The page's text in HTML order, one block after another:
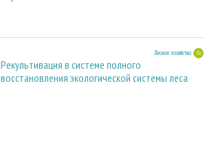
Лесное хозяйство
Рекультивация в системе полного
восстановления экологической системы леса